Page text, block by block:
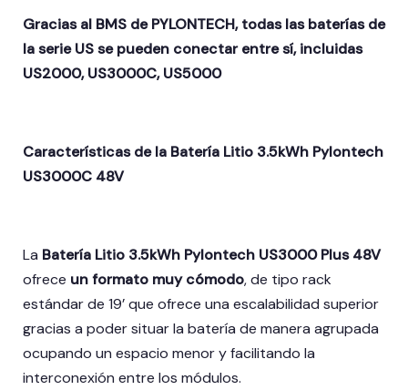
Gracias al BMS de PYLONTECH, todas las baterías de
la serie US se pueden conectar entre sí, incluidas
US2000, US3000C, US5000
Características de la Batería Litio 3.5kWh Pylontech
US3000C 48V
La Batería Litio 3.5kWh Pylontech US3000 Plus 48V
ofrece un formato muy cómodo, de tipo rack
estándar de 19’ que ofrece una escalabilidad superior
gracias a poder situar la batería de manera agrupada
ocupando un espacio menor y facilitando la
interconexión entre los módulos.